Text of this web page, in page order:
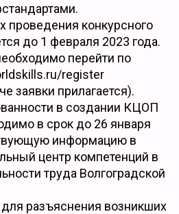
проведения конкурсного
до 1 февраля 2023 года.
перейти по
register
заявки прилагается).
в создании КЦОП
в срок до 26 января
информацию в
центр компетенций в
труда Волгоградской
разъяснения возникших